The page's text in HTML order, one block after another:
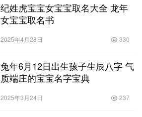
纪姓虎宝宝女宝宝取名大全 龙年
女宝宝取名书
2025年4月28日 330
兔年6月12日出生孩子生辰八字 气
质端庄的宝宝名字宝典
2025年3月24日 237